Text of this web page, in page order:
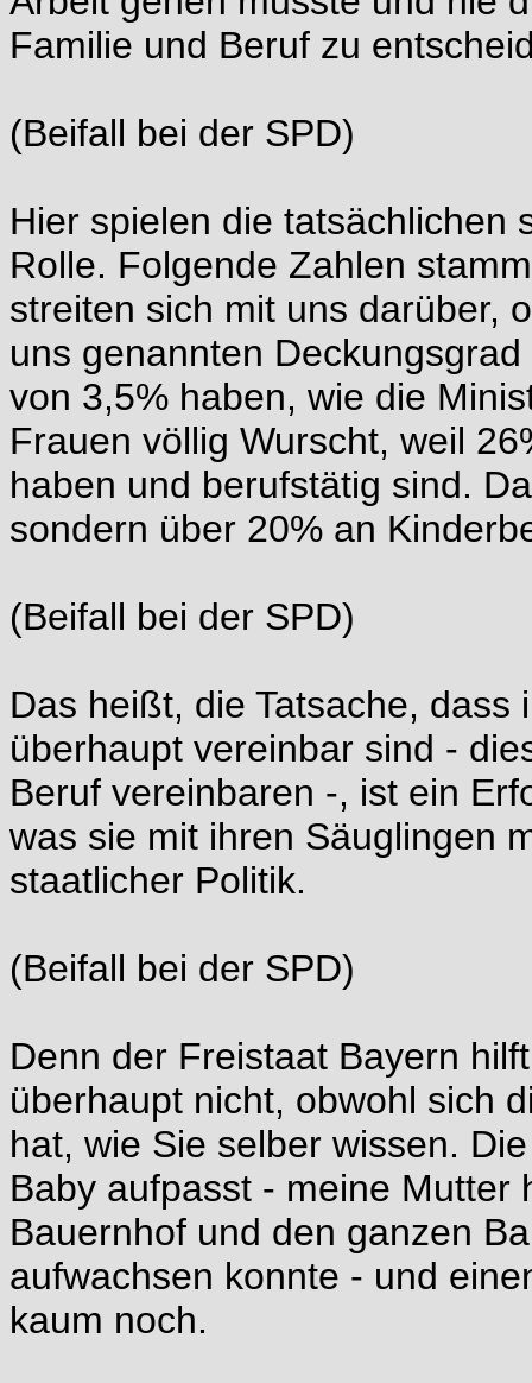
Familie und Beruf zu
(Beifall bei der SPD)
Hier spielen die tatsächlichen
Rolle. Folgende Zahlen
streiten sich mit uns darüber,
uns genannten
von 3,5% haben, wie die
Frauen völlig Wurscht, weil
haben und berufstätig sind.
sondern über 20% an
(Beifall bei der SPD)
Das heißt, die Tatsache,
überhaupt vereinbar sind -
Beruf vereinbaren -, ist ein
was sie mit ihren Säuglingen
staatlicher Politik.
(Beifall bei der SPD)
Denn der Freistaat Bayern
überhaupt nicht, obwohl sich
hat, wie Sie selber wissen.
Baby aufpasst - meine Mutter
Bauernhof und den ganzen
aufwachsen konnte - und
kaum noch.